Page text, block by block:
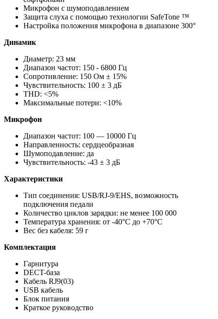
Микрофон с шумоподавлением
Защита слуха с помощью технологии SafeTone ™
Настройка положения микрофона в диапазоне 300°
Динамик
Диаметр: 23 мм
Диапазон частот: 150 - 6800 Гц
Сопротивление: 150 Ом ± 15%
Чувствительность: 100 ± 3 дБ
THD: <5%
Максимальные потери: <10%
Микрофон
Диапазон частот: 100 — 10000 Гц
Направленность: сердцеобразная
Шумоподавление: да
Чувствительность: -43 ± 3 дБ
Характеристики
Тип соединения: USB/RJ-9/EHS, возможность
подключения педали
Количество циклов зарядки: не менее 100 000
Температура хранения: от -40°C до +70°C
Вес без кабеля: 59 г
Комплектация
Гарнитура
DECT-база
Кабель RJ9(03)
USB кабель
Блок питания
Краткое руководство